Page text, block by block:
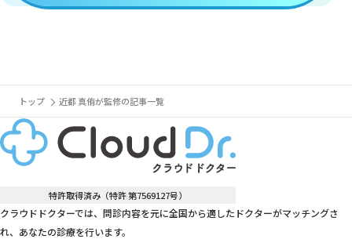
トップ 近都 真侑が監修の記事一覧
特許取得済み（特許 第7569127号）
クラウドドクターでは、問診内容を元に全国から適したドクターがマッチングさ
れ、あなたの診療を行います。